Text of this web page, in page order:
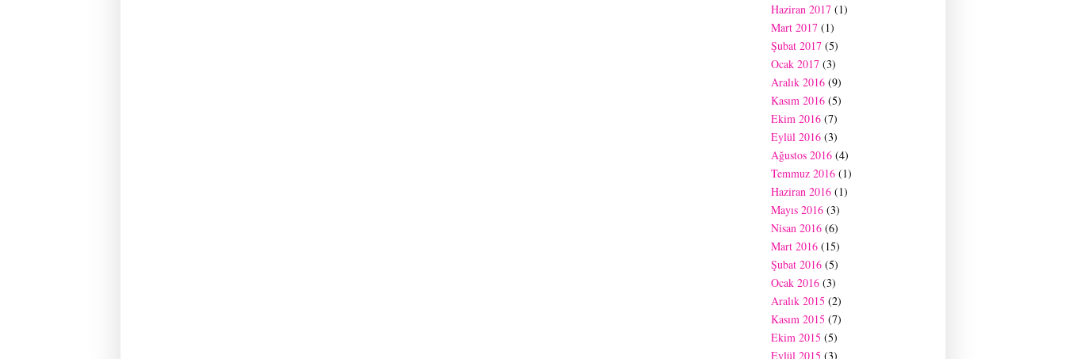
Haziran 2017 (1)
Mart 2017 (1)
Şubat 2017 (5)
Ocak 2017 (3)
Aralık 2016 (9)
Kasım 2016 (5)
Ekim 2016 (7)
Eylül 2016 (3)
Ağustos 2016 (4)
Temmuz 2016 (1)
Haziran 2016 (1)
Mayıs 2016 (3)
Nisan 2016 (6)
Mart 2016 (15)
Şubat 2016 (5)
Ocak 2016 (3)
Aralık 2015 (2)
Kasım 2015 (7)
Ekim 2015 (5)
Eylül 2015 (3)